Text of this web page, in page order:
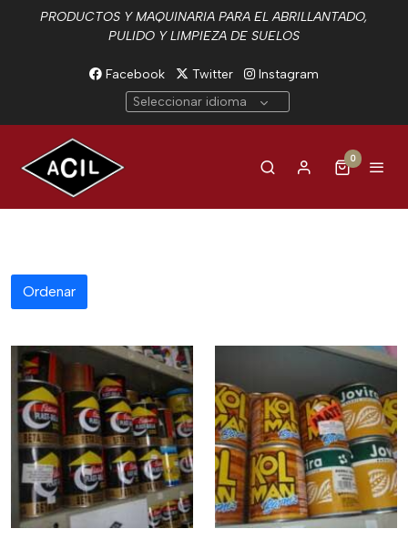
PRODUCTOS Y MAQUINARIA PARA EL ABRILLANTADO,
PULIDO Y LIMPIEZA DE SUELOS
Facebook Twitter
Instagram
Seleccionar idioma
0
Ordenar